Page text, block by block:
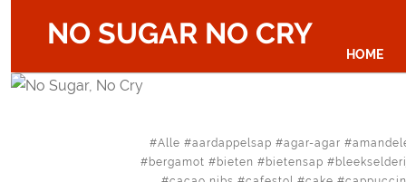
NO SUGAR NO CRY
HOME
Alle aardappelsap agar-agar
bergamot
bieten bietensap